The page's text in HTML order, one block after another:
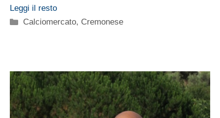
Leggi il resto
Categorie
Calciomercato, Cremonese